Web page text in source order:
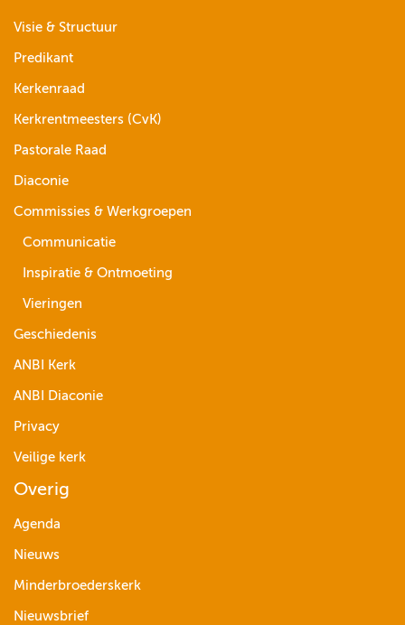
Visie & Structuur
Predikant
Kerkenraad
Kerkrentmeesters (CvK)
Pastorale Raad
Diaconie
Commissies & Werkgroepen
Communicatie
Inspiratie & Ontmoeting
Vieringen
Geschiedenis
ANBI Kerk
ANBI Diaconie
Privacy
Veilige kerk
Overig
Agenda
Nieuws
Minderbroederskerk
Nieuwsbrief